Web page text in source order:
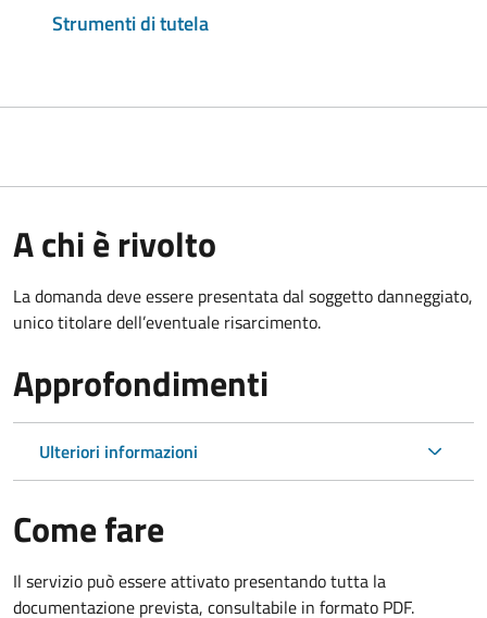
Strumenti di tutela
A chi è rivolto
La domanda deve essere presentata dal soggetto danneggiato,
unico titolare dell’eventuale risarcimento.
Approfondimenti
Ulteriori informazioni
Come fare
Il servizio può essere attivato presentando tutta la
documentazione prevista, consultabile in formato PDF.